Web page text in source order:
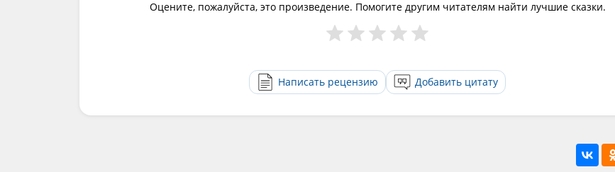
Оцените, пожалуйста, это произведение. Помогите другим читателям найти лучшие сказки.
Написать рецензию Добавить цитату